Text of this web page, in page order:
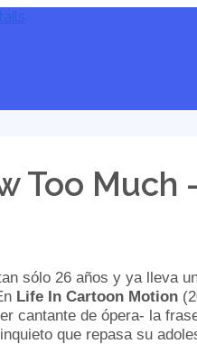
Too Much
sólo 26 años y ya lleva
Life In Cartoon Motion
cantante de ópera- la
que repasa su